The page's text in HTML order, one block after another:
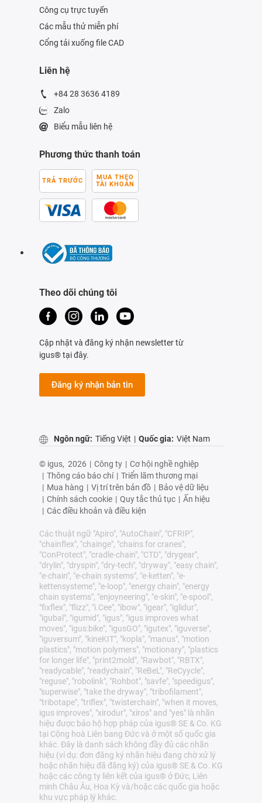
Công cụ trực tuyến
Các mẫu thử miễn phí
Cổng tải xuống file CAD
Liên hệ
+84 28 3636 4189
Zalo
Biểu mẫu liên hệ
Phương thức thanh toán
TRẢ TRƯỚC
MUA THEO
TÀI KHOẢN
Theo dõi chúng tôi
Cập nhật và đăng ký nhận newsletter từ
igus® tại đây.
Đăng ký nhận bản tin
Ngôn ngữ: Tiếng Việt | Quốc gia: Việt Nam
© igus, 2026 | Công ty | Cơ hội nghề nghiệp
| Thông cáo báo chí | Triển lãm thương mại
| Mua hàng | Vị trí trên bản đồ | Bảo vệ dữ liệu
| Chính sách cookie | Quy tắc thủ tục | Ấn hiệu
| Các điều khoản và điều kiện
Các thuật ngữ "Apiro", "AutoChain", "CFRIP",
"chainflex", "chainge", "chains for cranes",
"ConProtect", "cradle-chain", "CTD", "drygear",
"drylin", "dryspin", "dry-tech", "dryway", "easy chain",
"e-chain", "e-chain systems", "e-ketten", "e-
kettensysteme", "e-loop", "energy chain", "energy
chain systems", "enjoyneering", "e-skin", "e-spool",
"fixflex", "flizz", "i.Cee", "ibow", "igear", "iglidur",
"igubal", "igumid", "igus", "igus improves what
moves", "igus:bike", "igusGO", "igutex", "iguverse",
"iguversum", "kineKIT", "kopla", "manus", "motion
plastics", "motion polymers", "motionary", "plastics
for longer life", "print2mold", "Rawbot", "RBTX",
"readycable", "readychain", "ReBeL", "ReCyycle",
"reguse", "robolink", "Rohbot", "savfe", "speedigus",
"superwise", "take the dryway", "tribofilament",
"tribotape", "triflex", "twisterchain", "when it moves,
igus improves", "xirodur", "xiros" and "yes" là nhãn
hiệu được bảo hộ hợp pháp của igus® SE & Co. KG
tại Cộng hoà Liên bang Đức và ở một số quốc gia
khác. Đây là danh sách không đầy đủ các nhãn
hiệu (ví dụ: đơn đăng ký nhãn hiệu đang chờ xử lý
hoặc nhãn hiệu đã đăng ký) của igus® SE & Co. KG
hoặc các công ty liên kết của igus® ở Đức, Liên
minh Châu Âu, Hoa Kỳ và/hoặc các quốc gia hoặc
khu vực pháp lý khác.